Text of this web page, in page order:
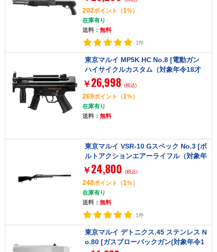
202ポイント （1%）
在庫有り
送料： 無料
1件
東京マルイ MP5K HC No.8 [電動ガン
ハイサイクルカスタム（対象年令18才
以上）]
￥ 26,998 (税込)
269ポイント （1%）
在庫有り
送料： 無料
東京マルイ VSR-10 Gスペック No.3 [ボ
ルトアクションエアーライフル（対象年
令18才以上）]
￥ 24,800 (税込)
248ポイント （1%）
在庫有り
送料： 無料
1件
東京マルイ デトニクス.45 ステンレス N
o.80 [ガスブローバックガン(対象年令1